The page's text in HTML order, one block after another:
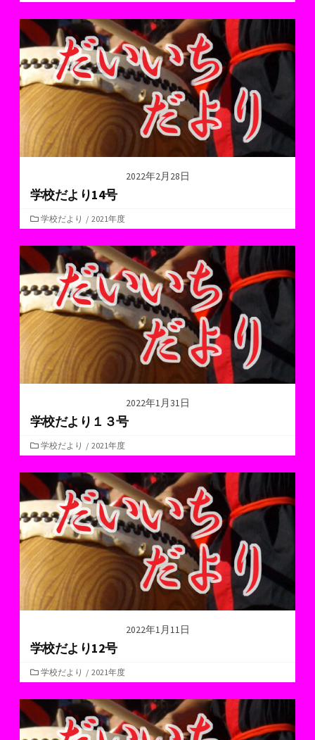
テ
ゴ
リ
ー
2022年2月28日
学校だより14号
カ
テ
ゴ
リ
ー
学校だより / 2021年度
2022年1月31日
学校だより１３号
カ
テ
ゴ
リ
ー
学校だより / 2021年度
2022年1月11日
学校だより12号
カ
テ
ゴ
リ
ー
学校だより / 2021年度